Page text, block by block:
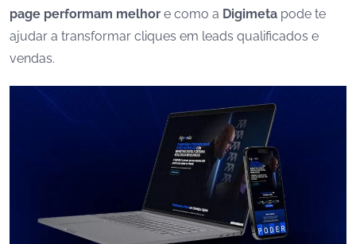
page performam melhor e como a Digimeta pode te
ajudar a transformar cliques em leads qualificados e
vendas.